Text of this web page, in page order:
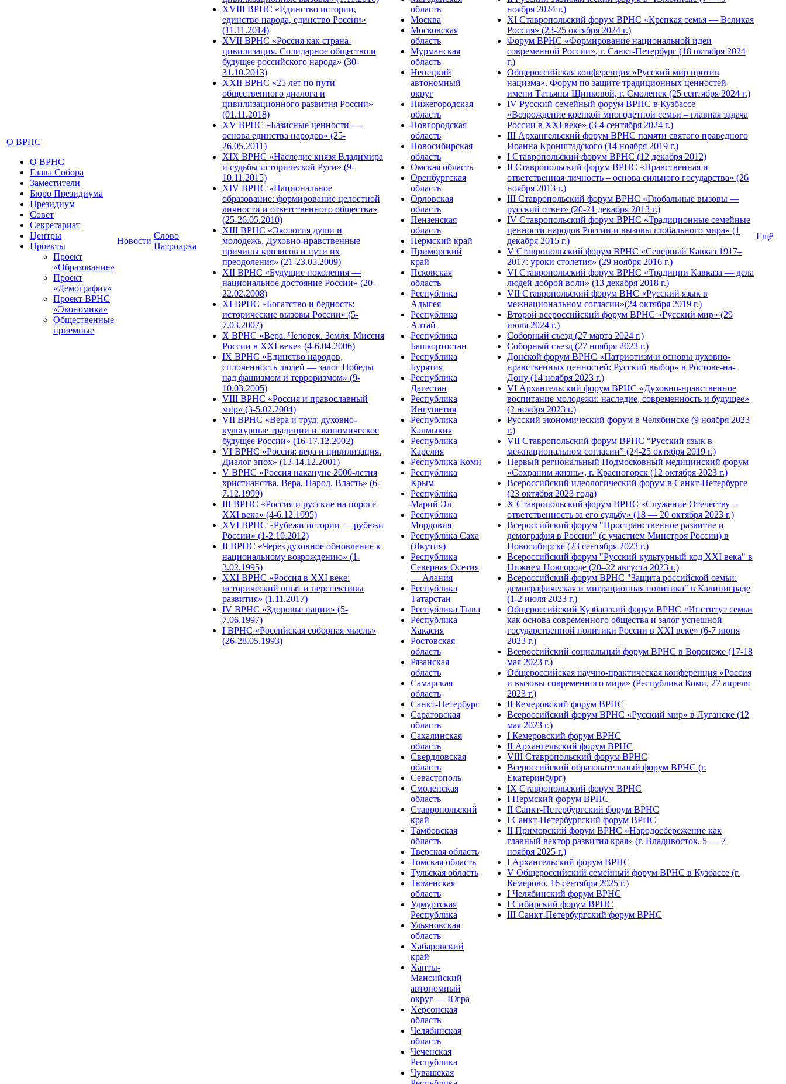
О ВРНС
О ВРНС
Глава Собора
Заместители
Бюро Президиума
Президиум
Совет
Секретариат
Центры
Проекты
Проект
«Образование»
Проект
«Демография»
Проект ВРНС
«Экономика»
Общественные
приемные
Новости
Слово
Патриарха
XVIII ВРНС «Единство истории,
единство народа, единство России»
(11.11.2014)
XVII ВРНС «Россия как страна-
цивилизация. Солидарное общество и
будущее российского народа» (30-
31.10.2013)
XXII ВРНС «25 лет по пути
общественного диалога и
цивилизационного развития России»
(01.11.2018)
XV ВРНС «Базисные ценности —
основа единства народов» (25-
26.05.2011)
XIX ВРНС «Наследие князя Владимира
и судьбы исторической Руси» (9-
10.11.2015)
XIV ВРНС «Национальное
образование: формирование целостной
личности и ответственного общества»
(25-26.05.2010)
XIII ВРНС «Экология души и
молодежь. Духовно-нравственные
причины кризисов и пути их
преодоления» (21-23.05.2009)
XII ВРНС «Будущие поколения —
национальное достояние России» (20-
22.02.2008)
XI ВРНС «Богатство и бедность:
исторические вызовы России» (5-
7.03.2007)
X ВРНС «Вера. Человек. Земля. Миссия
России в XXI веке» (4-6.04.2006)
IX ВРНС «Единство народов,
сплоченность людей — залог Победы
над фашизмом и терроризмом» (9-
10.03.2005)
VIII ВРНС «Россия и православный
мир» (3-5.02.2004)
VII ВРНС «Вера и труд: духовно-
культурные традиции и экономическое
будущее России» (16-17.12.2002)
VI ВРНС «Россия: вера и цивилизация.
Диалог эпох» (13-14.12.2001)
V ВРНС «Россия накануне 2000-летия
христианства. Вера. Народ. Власть» (6-
7.12.1999)
III ВРНС «Россия и русские на пороге
XXI века» (4-6.12.1995)
XVI ВРНС «Рубежи истории — рубежи
России» (1-2.10.2012)
II ВРНС «Через духовное обновление к
национальному возрождению» (1-
3.02.1995)
XХI ВРНС «Россия в XXI веке:
исторический опыт и перспективы
развития» (1.11.2017)
IV ВРНС «Здоровье нации» (5-
7.06.1997)
I ВРНС «Российская соборная мысль»
(26-28.05.1993)
область
Москва
Московская
область
Мурманская
область
Ненецкий
автономный
округ
Нижегородская
область
Новгородская
область
Новосибирская
область
Омская область
Оренбургская
область
Орловская
область
Пензенская
область
Пермский край
Приморский
край
Псковская
область
Республика
Адыгея
Республика
Алтай
Республика
Башкортостан
Республика
Бурятия
Республика
Дагестан
Республика
Ингушетия
Республика
Калмыкия
Республика
Карелия
Республика Коми
Республика
Крым
Республика
Марий Эл
Республика
Мордовия
Республика Саха
(Якутия)
Республика
Северная Осетия
— Алания
Республика
Татарстан
Республика Тыва
Республика
Хакасия
Ростовская
область
Рязанская
область
Самарская
область
Санкт-Петербург
Саратовская
область
Сахалинская
область
Свердловская
область
Севастополь
Смоленская
область
Ставропольский
край
Тамбовская
область
Тверская область
Томская область
Тульская область
Тюменская
область
Удмуртская
Республика
Ульяновская
область
Хабаровский
край
Ханты-
Мансийский
автономный
округ — Югра
Херсонская
область
Челябинская
область
Чеченская
Республика
Чувашская
ноября 2024 г.)
ХI Ставропольский форум ВРНС «Крепкая семья — Великая
Россия» (23-25 октября 2024 г.)
Форум ВРНС «Формирование национальной идеи
современной России», г. Санкт-Петербург (18 октября 2024
г.)
Общероссийская конференция «Русский мир против
нацизма». Форум по защите традиционных ценностей
имени Татьяны Щипковой, г. Смоленск (25 сентября 2024 г.)
IV Русский семейный форум ВРНС в Кузбассе
«Возрождение крепкой многодетной семьи – главная задача
России в XXI веке» (3-4 сентября 2024 г.)
III Архангельский форум ВРНС памяти святого праведного
Иоанна Кронштадского (14 ноября 2019 г.)
I Ставропольский форум ВРНС (12 декабря 2012)
II Ставропольский форум ВРНС «Нравственная и
ответственная личность – основа сильного государства» (26
ноября 2013 г.)
III Ставропольский форум ВРНС «Глобальные вызовы —
русский ответ» (20-21 декабря 2013 г.)
IV Ставропольский форум ВРНС «Традиционные семейные
ценности народов России и вызовы глобального мира» (1
декабря 2015 г.)
V Ставропольский форум ВРНС «Северный Кавказ 1917–
2017: уроки столетия» (29 ноября 2016 г.)
VI Ставропольский форум ВРНС «Традиции Кавказа — дела
людей доброй воли» (13 декабря 2018 г.)
VII Ставропольский форум ВHС «Русский язык в
межнациональном согласии»(24 октября 2019 г.)
Второй всероссийский форум ВРНС «Русский мир» (29
июля 2024 г.)
Соборный съезд (27 марта 2024 г.)
Соборный съезд (27 ноября 2023 г.)
Донской форум ВРНС «Патриотизм и основы духовно-
нравственных ценностей: Русский выбор» в Ростове-на-
Дону (14 ноября 2023 г.)
VI Архангельский форум ВРНС «Духовно-нравственное
воспитание молодежи: наследие, современность и будущее»
(2 ноября 2023 г.)
Русский экономический форум в Челябинске (9 ноября 2023
г.)
VII Ставропольский форум ВРНС “Русский язык в
межнациональном согласии” (24-25 октября 2019 г.)
Первый региональный Подмосковный медицинский форум
«Сохраним жизнь», г. Красногорск (12 октября 2023 г.)
Всероссийский идеологический форум в Санкт-Петербурге
(23 октября 2023 года)
X Ставропольский форум ВРНС «Служение Отечеству –
ответственность за его судьбу» (18 — 20 октября 2023 г.)
Всероссийский форум "Пространственное развитие и
демография в России" (с участием Минстроя России) в
Новосибирске (23 сентября 2023 г.)
Всероссийский форум "Русский культурный код XXI века" в
Нижнем Новгороде (20–22 августа 2023 г.)
Всероссийский форум ВРНС "Защита российской семьи:
демографическая и миграционная политика" в Калиниграде
(1-2 июля 2023 г.)
Общероссийский Кузбасский форум ВРНС «Институт семьи
как основа современного общества и залог успешной
государственной политики России в ХХI веке» (6-7 июня
2023 г.)
Всероссийский социальный форум ВРНС в Воронеже (17-18
мая 2023 г.)
Общероссийская научно-практическая конференция «Россия
и вызовы современного мира» (Республика Коми, 27 апреля
2023 г.)
II Кемеровский форум ВРНС
Всероссийский форум ВРНС «Русский мир» в Луганске (12
мая 2023 г.)
I Кемеровский форум ВРНС
II Архангельский форум ВРНС
VIII Ставропольский форум ВРНС
Всероссийский образовательный форум ВРНС (г.
Екатеринбург)
IX Ставропольский форум ВРНС
I Пермский форум ВРНС
II Санкт-Петербургский форум ВРНС
I Санкт-Петербургский форум ВРНС
II Приморский форум ВРНС «Народосбережение как
главный вектор развития края» (г. Владивосток, 5 — 7
ноября 2025 г.)
I Архангельский форум ВРНС
V Общероссийский семейный форум ВРНС в Кузбассе (г.
Кемерово, 16 сентября 2025 г.)
I Челябинский форум ВРНС
I Сибирский форум ВРНС
III Санкт-Петербургский форум ВРНС
Ещё